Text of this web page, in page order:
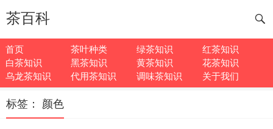
茶百科
首页 茶叶种类 绿茶知识
红茶知识
白茶知识
黑茶知识 黄茶知识
花茶知识
乌龙茶知识
代用茶知识 调味茶知识 关于我们
标签： 颜色